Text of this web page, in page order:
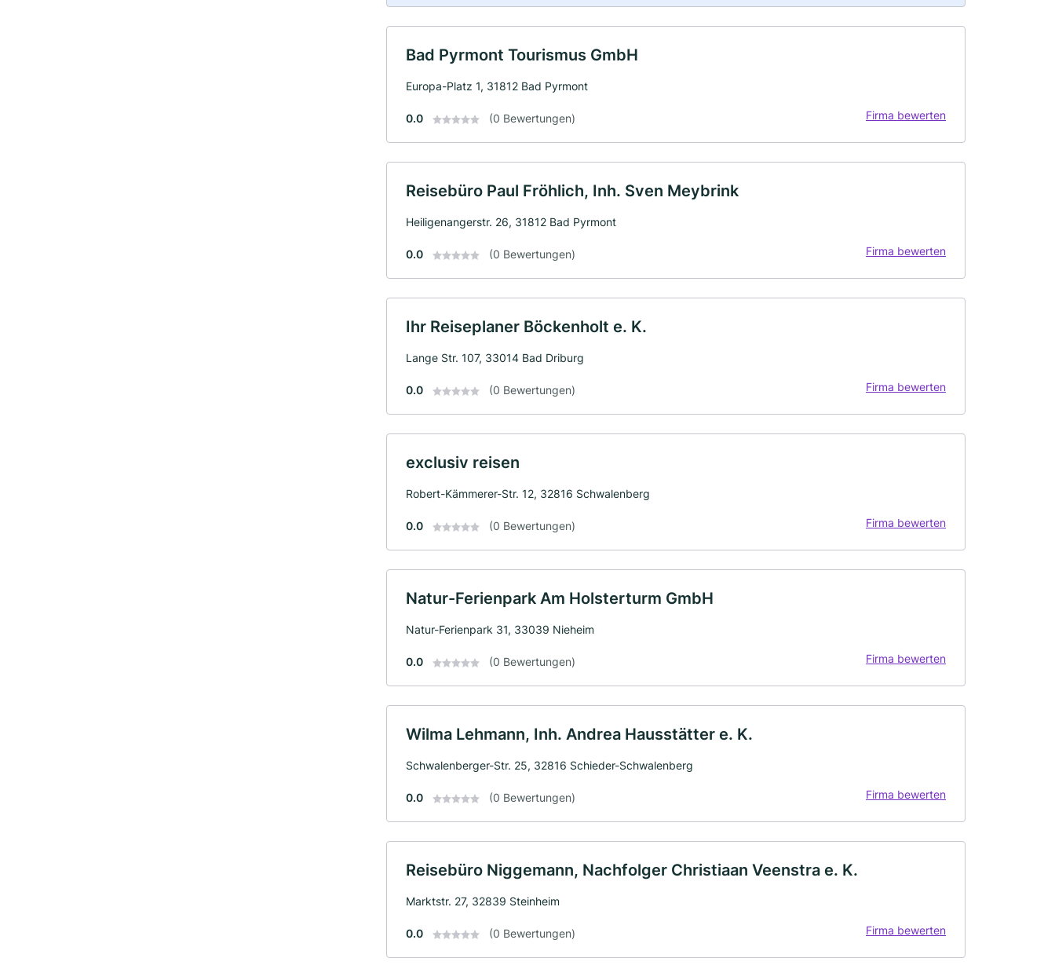
Bad Pyrmont Tourismus GmbH
Europa-Platz 1, 31812 Bad Pyrmont
0.0 (0 Bewertungen) Firma bewerten
Reisebüro Paul Fröhlich, Inh. Sven Meybrink
Heiligenangerstr. 26, 31812 Bad Pyrmont
0.0 (0 Bewertungen) Firma bewerten
Ihr Reiseplaner Böckenholt e. K.
Lange Str. 107, 33014 Bad Driburg
0.0 (0 Bewertungen) Firma bewerten
exclusiv reisen
Robert-Kämmerer-Str. 12, 32816 Schwalenberg
0.0 (0 Bewertungen) Firma bewerten
Natur-Ferienpark Am Holsterturm GmbH
Natur-Ferienpark 31, 33039 Nieheim
0.0 (0 Bewertungen) Firma bewerten
Wilma Lehmann, Inh. Andrea Hausstätter e. K.
Schwalenberger-Str. 25, 32816 Schieder-Schwalenberg
0.0 (0 Bewertungen) Firma bewerten
Reisebüro Niggemann, Nachfolger Christiaan Veenstra e. K.
Marktstr. 27, 32839 Steinheim
0.0 (0 Bewertungen) Firma bewerten